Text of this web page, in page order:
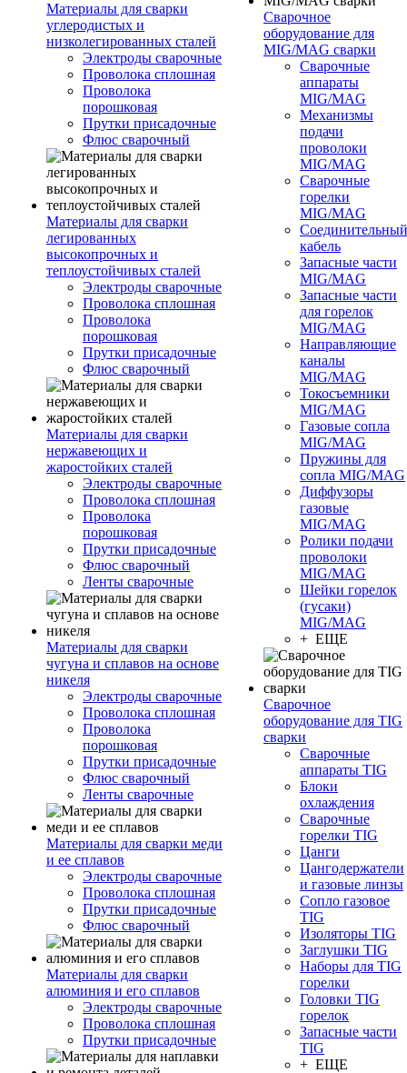
Материалы для сварки
углеродистых и
низколегированных сталей
Электроды сварочные
Проволока сплошная
Проволока
порошковая
Прутки присадочные
Флюс сварочный
Материалы для сварки
легированных
высокопрочных и
теплоустойчивых сталей
Электроды сварочные
Проволока сплошная
Проволока
порошковая
Прутки присадочные
Флюс сварочный
Материалы для сварки
нержавеющих и
жаростойких сталей
Электроды сварочные
Проволока сплошная
Проволока
порошковая
Прутки присадочные
Флюс сварочный
Ленты сварочные
Материалы для сварки
чугуна и сплавов на основе
никеля
Электроды сварочные
Проволока сплошная
Проволока
порошковая
Прутки присадочные
Флюс сварочный
Ленты сварочные
Материалы для сварки меди
и ее сплавов
Электроды сварочные
Проволока сплошная
Прутки присадочные
Флюс сварочный
Материалы для сварки
алюминия и его сплавов
Электроды сварочные
Проволока сплошная
Прутки присадочные
Сварочное
оборудование для
MIG/MAG сварки
Сварочные
аппараты
MIG/MAG
Механизмы
подачи
проволоки
MIG/MAG
Сварочные
горелки
MIG/MAG
Соединительный
кабель
Запасные части
MIG/MAG
Запасные части
для горелок
MIG/MAG
Направляющие
каналы
MIG/MAG
Токосъемники
MIG/MAG
Газовые сопла
MIG/MAG
Пружины для
сопла MIG/MAG
Диффузоры
газовые
MIG/MAG
Ролики подачи
проволоки
MIG/MAG
Шейки горелок
(гусаки)
MIG/MAG
+ ЕЩЕ
Сварочное
оборудование для TIG
сварки
Сварочные
аппараты TIG
Блоки
охлаждения
Сварочные
горелки TIG
Цанги
Цангодержатели
и газовые линзы
Сопло газовое
TIG
Изоляторы TIG
Заглушки TIG
Наборы для TIG
горелки
Головки TIG
горелок
Запасные части
TIG
+ ЕЩЕ